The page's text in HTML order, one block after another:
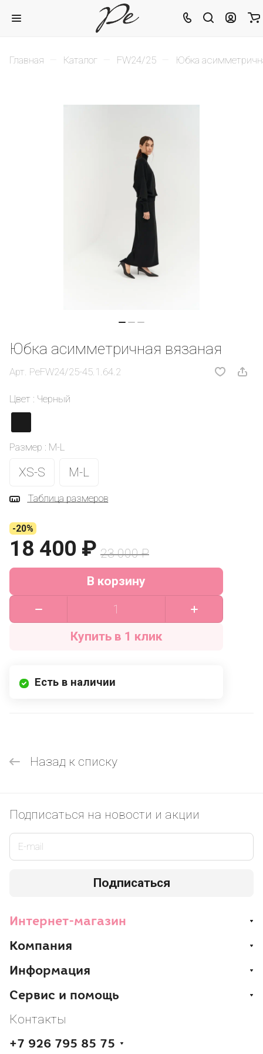
Главная Каталог FW24/25 Юбка
Юбка асимметричная вязаная
Арт. РеFW24/25-45.1.64.2
Цвет : Черный
Размер : M-L
XS-S M-L
Таблица размеров
-20%
18 400 ₽ 23 000 ₽
В корзину
Купить в 1 клик
Есть в наличии
Назад к списку
Подписаться на новости и акции
Подписаться
Интернет-магазин
Компания
Информация
Сервис и помощь
Контакты
+7 926 795 85 75